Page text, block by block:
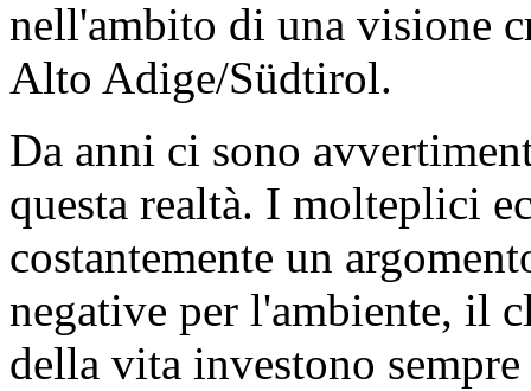
nell'ambito di una visione
Alto Adige/Südtirol.
Da anni ci sono
questa realtà. I molteplici
costantemente un
negative per l'ambiente, il
della vita investono